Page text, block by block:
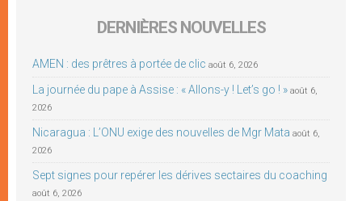
DERNIÈRES NOUVELLES
AMEN : des prêtres à portée de clic août 6, 2026
La journée du pape à Assise : « Allons-y ! Let’s go ! » août 6,
2026
Nicaragua : L’ONU exige des nouvelles de Mgr Mata août 6,
2026
Sept signes pour repérer les dérives sectaires du coaching
août 6, 2026